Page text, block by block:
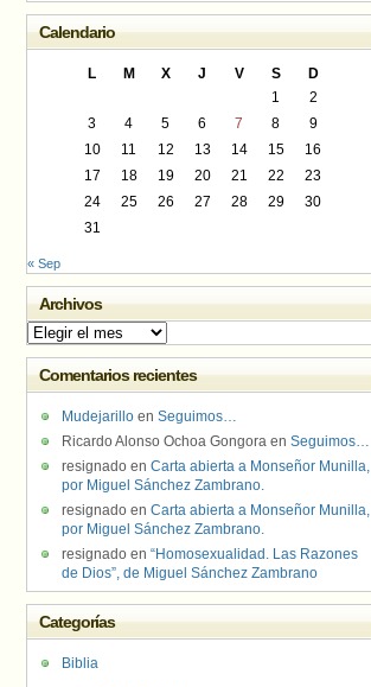
Calendario
L M X J V S
D
1
2
3
4 5 6 7 8
9
10
11 12 13 14 15
16
17
18 19 20 21 22
23
24
25 26 27 28 29
30
31
« Sep
Archivos
Archivos
Comentarios recientes
Mudejarillo en Seguimos…
Ricardo Alonso Ochoa Gongora en Seguimos…
resignado en Carta abierta a Monseñor Munilla,
por Miguel Sánchez Zambrano.
resignado en Carta abierta a Monseñor Munilla,
por Miguel Sánchez Zambrano.
resignado en “Homosexualidad. Las Razones
de Dios”, de Miguel Sánchez Zambrano
Categorías
Biblia